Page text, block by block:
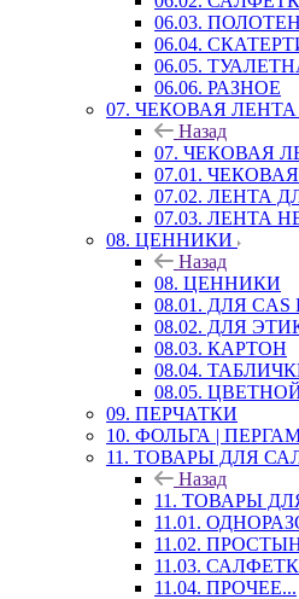
06.03.
06.04.
06.05.
06.06. РАЗНОЕ
07. ЧЕКОВАЯ ЛЕНТА
Назад
07. ЧЕКОВАЯ
07.01.
07.02. ЛЕНТА
07.03. ЛЕНТА
08. ЦЕННИКИ
Назад
08. ЦЕННИКИ
08.01. ДЛЯ
08.02. ДЛЯ
08.03. КАРТОН
08.04.
08.05.
09. ПЕРЧАТКИ
10. ФОЛЬГА |
11. ТОВАРЫ ДЛЯ
Назад
11. ТОВАРЫ
11.01.
11.02.
11.03.
11.04. ПРОЧЕЕ...